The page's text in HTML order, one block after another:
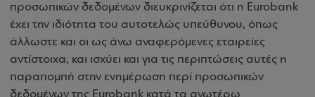
προσωπικών δεδομένων διευκρινίζεται ότι η Eurobank
έχει την ιδιότητα του αυτοτελώς υπεύθυνου, όπως
άλλωστε και οι ως άνω αναφερόμενες εταιρείες
αντίστοιχα, και ισχύει και για τις περιπτώσεις αυτές η
παραπομπή στην ενημέρωση περί προσωπικών